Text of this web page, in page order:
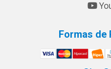
Formas de